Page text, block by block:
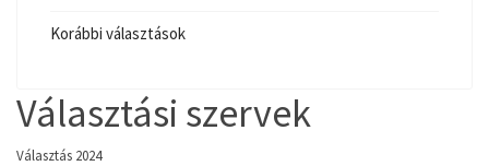
Korábbi választások
Választási szervek
Választás 2024